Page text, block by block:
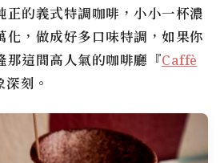
正的義式特調咖啡，小小一杯濃
化，做成好多口味特調，如果你
那這間高人氣的咖啡廳『Caffè
深刻。